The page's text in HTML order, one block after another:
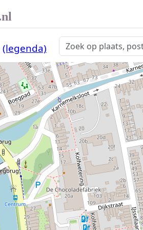
(legenda)